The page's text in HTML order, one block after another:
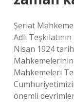
Şeriat
Adli
Nisan 1924
Mahkemelerinin
Mahkemeleri
önemli